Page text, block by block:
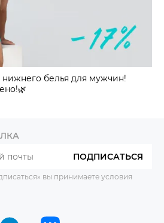
белья для мужчин!
ПОДПИСАТЬСЯ
вы принимаете условия